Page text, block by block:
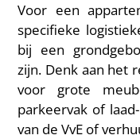
Voor een
specifieke
bij een
zijn. Denk aan het
voor grote
parkeervak of
van de VvE of